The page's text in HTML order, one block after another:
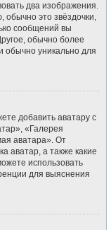
два изображения.
обычно это звёздочки,
сообщений вы
обычно более
обычно уникально для
добавить аватару с
«Галерея
аватара». От
аватар, а также какие
использовать
для выяснения